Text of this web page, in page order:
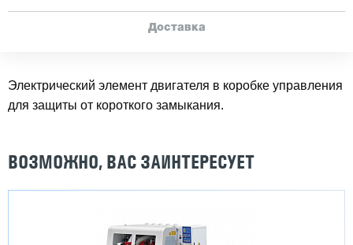
Доставка
Электрический элемент двигателя в коробке управления
для защиты от короткого замыкания.
ВОЗМОЖНО, ВАС ЗАИНТЕРЕСУЕТ